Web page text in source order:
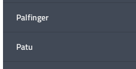
Palfinger
Patu